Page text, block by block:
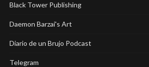
Black Tower Publishing
Daemon Barzai's Art
Diario de un Brujo Podcast
Telegram